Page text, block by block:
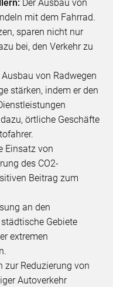
Der Ausbau von
mit dem Fahrrad.
sparen nicht nur
bei, den Verkehr zu
Ausbau von Radwegen
stärken, indem er den
örtliche Geschäfte
Einsatz von
des CO2-
Beitrag zum
an den
Gebiete
extremen
zur Reduzierung von
Autoverkehr